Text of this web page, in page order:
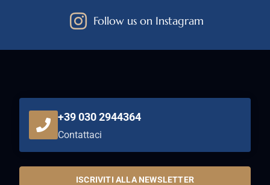
Follow us on Instagram
+39 030 2944364
Contattaci
ISCRIVITI ALLA NEWSLETTER